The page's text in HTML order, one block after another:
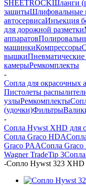
SHEETROCKШланги
защитыШлифовальные
автосервисаИнъекция
для дорожной разметки
аппаратов
машинкиКомпрессоры
вышкиПневматические
камерыРемкомплекты
-
Сопла для окрасочных
Пистолеты
узлыРемкомплекты
(удочки)Фильтры
-
Сопла Hywst XHD для
Сопла Graco HDA
Graco PAAСопла
Wagner TradeTip 3
-Сопло Hywst 323 XHD